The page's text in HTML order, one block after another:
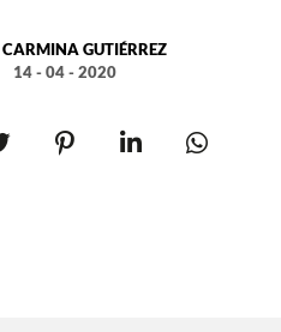
CARMINA GUTIÉRREZ
14 - 04 - 2020